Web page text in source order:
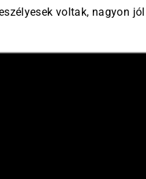
voltak, nagyon